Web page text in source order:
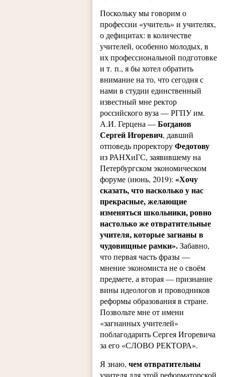
Поскольку мы говорим о
профессии «учитель» и учителях,
о дефицитах: в количестве
учителей, особенно молодых, в
их профессиональной подготовке
и т. п., я бы хотел обратить
внимание на то, что сегодня с
нами в студии единственный
известный мне ректор
российского вуза — РГПУ им.
А.И. Герцена —Богданов
Сергей Игоревич, давший
отповедь проректоруФедотову
из РАНХиГС, заявившему на
Петербургском экономическом
форуме (июнь, 2019):«Хочу
сказать, что насколько у нас
прекрасные, желающие
изменяться школьники, ровно
настолько же отвратительные
учителя, которые загнаны в
чудовищные рамки».Забавно,
что первая часть фразы —
мнение экономиста не о своём
предмете, а вторая — признание
вины идеологов и проводников
реформы образования в стране.
Позвольте мне от имени
«загнанных учителей»
поблагодарить Сергея Игоревича
за его «СЛОВО РЕКТОРА».
Я знаю,чем отвратительны
учителя для этой реформаторской